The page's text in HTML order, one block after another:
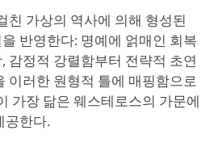
친 가상의 역사에 의해 형성된
반영한다: 명예에 얽매인 회복
감정적 강렬함부터 전략적 초연
이러한 원형적 틀에 매핑함으로
가장 닮은 웨스테로스의 가문에
공한다.